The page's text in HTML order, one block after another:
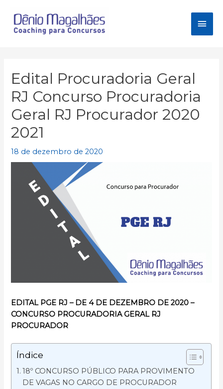
para
Edital Procuradoria Geral
RJ Concurso Procuradoria
Geral RJ Procurador 2020
2021
18 de dezembro de 2020
EDITAL PGE RJ – DE 4 DE DEZEMBRO DE 2020 –
CONCURSO PROCURADORIA GERAL RJ
PROCURADOR
Índice
18º CONCURSO PÚBLICO PARA PROVIMENTO
DE VAGAS NO CARGO DE PROCURADOR